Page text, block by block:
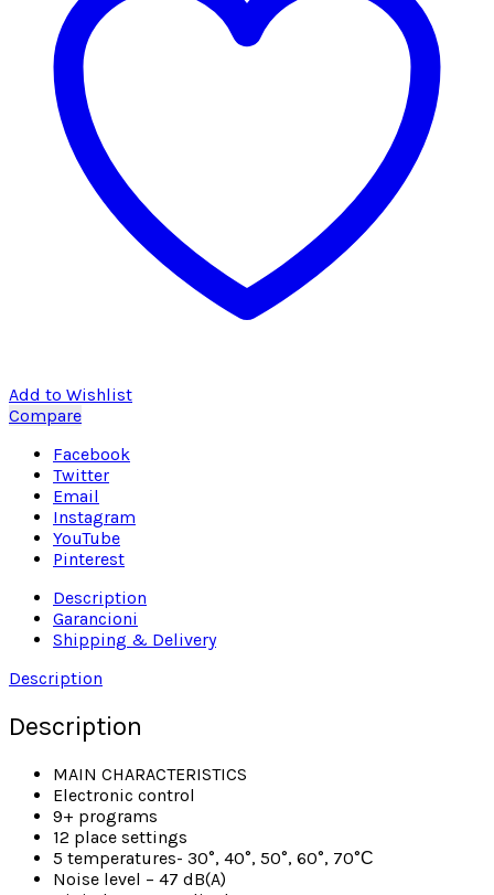
Add to Wishlist
Compare
Facebook
Twitter
Email
Instagram
YouTube
Pinterest
Description
Garancioni
Shipping & Delivery
Description
Description
MAIN CHARACTERISTICS
Electronic control
9+ programs
12 place settings
5 temperatures- 30°, 40°, 50°, 60°, 70°С
Noise level – 47 dB(A)